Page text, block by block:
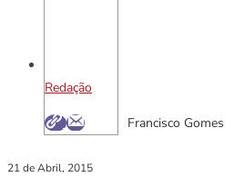
Redação
Francisco Gomes
21 de Abril, 2015